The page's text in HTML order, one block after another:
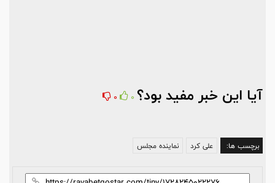
آیا این خبر مفید بود؟ 0
0
برچسب ها: علی کرد نماینده مجلس